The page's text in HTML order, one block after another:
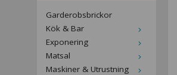
Garderobsbrickor
Kök & Bar
Exponering
Matsal
Maskiner & Utrustning